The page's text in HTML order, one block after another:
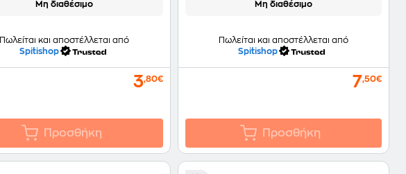
Μη διαθέσιμο
Πωλείται και αποστέλλεται από
Spitishop
3,80€
Προσθήκη
Μη διαθέσιμο
Πωλείται και αποστέλλεται από
Spitishop
7,50€
Προσθήκη